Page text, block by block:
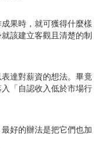
果時，就可獲得什麼樣
該建立客觀且清楚的制
達對薪資的想法。畢竟
「自認收入低於市場行
好的辦法是把它們也加